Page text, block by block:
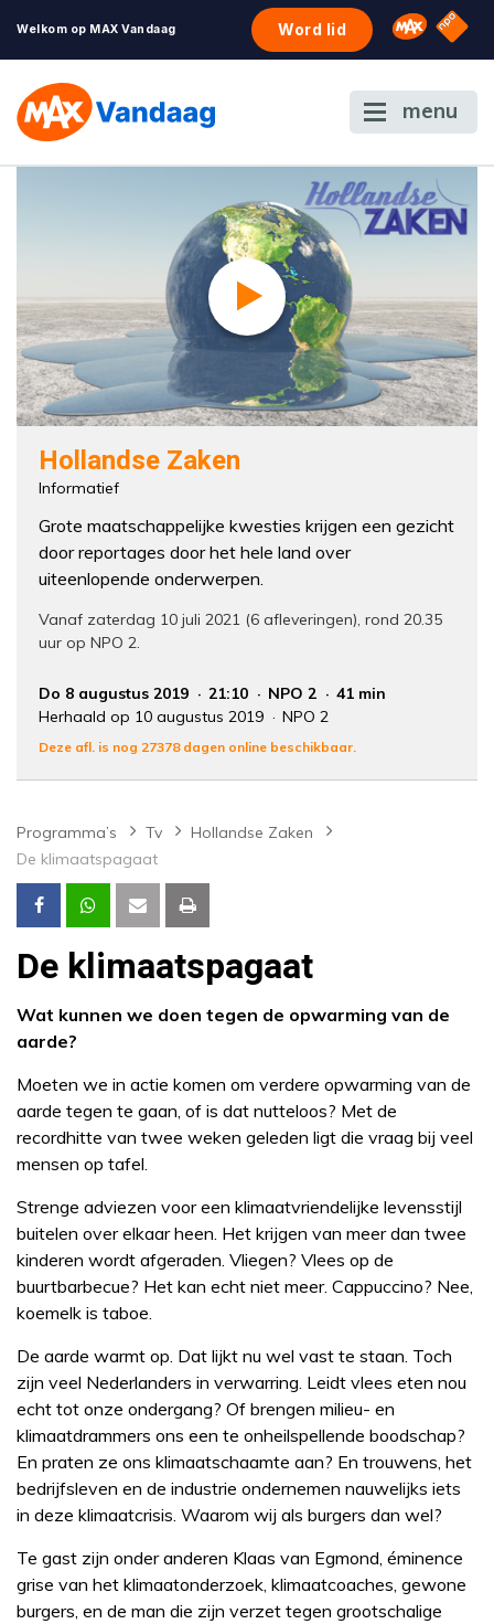
Welkom op MAX Vandaag Word lid Omroep
NPO
menu
Hollandse Zaken
Informatief
Grote maatschappelijke kwesties krijgen een gezicht
door reportages door het hele land over
uiteenlopende onderwerpen.
Vanaf zaterdag 10 juli 2021 (6 afleveringen), rond 20.35
uur op NPO 2.
Do 8 augustus 2019 21:10 NPO 2
41 min
Herhaald op 10 augustus 2019
NPO 2
Deze afl. is nog 27378 dagen online beschikbaar.
Programma’s Tv
Hollandse Zaken
De klimaatspagaat
De klimaatspagaat
Wat kunnen we doen tegen de opwarming van de
aarde?
Moeten we in actie komen om verdere opwarming van de
aarde tegen te gaan, of is dat nutteloos? Met de
recordhitte van twee weken geleden ligt die vraag bij veel
mensen op tafel.
Strenge adviezen voor een klimaatvriendelijke levensstijl
buitelen over elkaar heen. Het krijgen van meer dan twee
kinderen wordt afgeraden. Vliegen? Vlees op de
buurtbarbecue? Het kan echt niet meer. Cappuccino? Nee,
koemelk is taboe.
De aarde warmt op. Dat lijkt nu wel vast te staan. Toch
zijn veel Nederlanders in verwarring. Leidt vlees eten nou
echt tot onze ondergang? Of brengen milieu- en
klimaatdrammers ons een te onheilspellende boodschap?
En praten ze ons klimaatschaamte aan? En trouwens, het
bedrijfsleven en de industrie ondernemen nauwelijks iets
in deze klimaatcrisis. Waarom wij als burgers dan wel?
Te gast zijn onder anderen Klaas van Egmond, éminence
grise van het klimaatonderzoek, klimaatcoaches, gewone
burgers, en de man die zijn verzet tegen grootschalige